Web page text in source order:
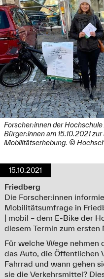
Forscher:innen der
Bürger:innen am 15.10.2021
Mobilitätserhebung. ©
15.10.2021
Friedberg
Die Forscher:innen
Mobilitätsumfrage in
| mobil – dem E-Bike der
diesem Termin zum ersten
Für welche Wege nehmen
das Auto, die Öffentlichen
Fahrrad und wann gehen
sie die Verkehrsmittel?